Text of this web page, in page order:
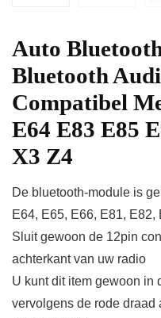
Auto
Bluetooth
Compatibel
E64 E83 E85
X3 Z4
De bluetooth-module is
E64, E65, E66, E81,
Sluit gewoon de 12pin
achterkant van uw radio
U kunt dit item gewoon in
vervolgens de rode draad